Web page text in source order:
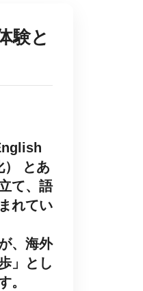
験と
） とあ
て、語
れてい
、海外
」とし
。